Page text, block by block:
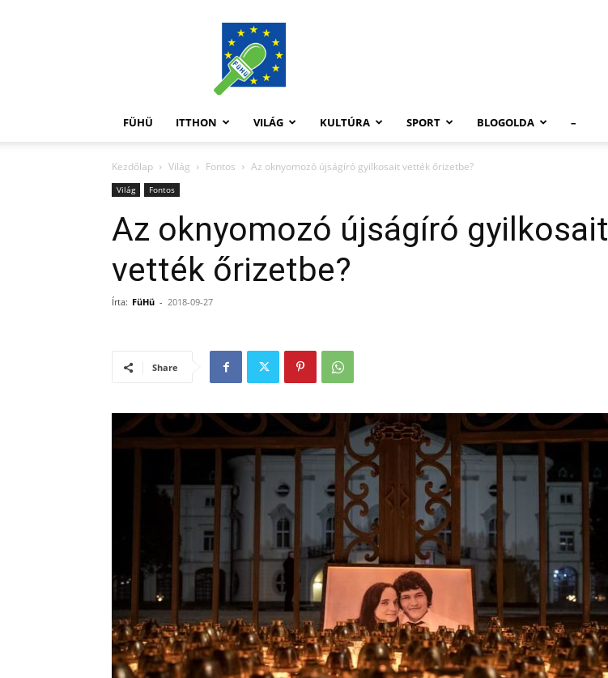
FüHü
FÜHÜ ITTHON VILÁG KULTÚRA SPORT BLOGOLDA –
Kezdőlap Világ Fontos Az oknyomozó újságíró gyilkosait vették őrizetbe?
Világ Fontos
Az oknyomozó újságíró gyilkosait
vették őrizetbe?
Írta: FüHü - 2018-09-27
Share